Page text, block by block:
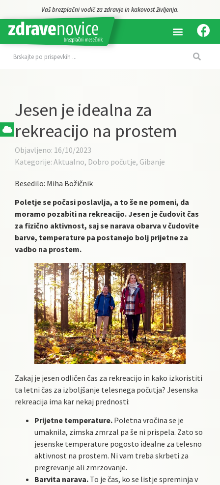
Vaš brezplačni vodič za zdravje in kakovost življenja.
Jesen je idealna za
rekreacijo na prostem
Objavljeno: 16/10/2023
Kategorije: Aktualno, Dobro počutje, Gibanje
Besedilo: Miha Božičnik
Poletje se počasi poslavlja, a to še ne pomeni, da
moramo pozabiti na rekreacijo. Jesen je čudovit čas
za fizično aktivnost, saj se narava obarva v čudovite
barve, temperature pa postanejo bolj prijetne za
vadbo na prostem.
Zakaj je jesen odličen čas za rekreacijo in kako izkoristiti
ta letni čas za izboljšanje telesnega počutja? Jesenska
rekreacija ima kar nekaj prednosti:
Prijetne temperature. Poletna vročina se je
umaknila, zimska zmrzal pa še ni prispela. Zato so
jesenske temperature pogosto idealne za telesno
aktivnost na prostem. Ni vam treba skrbeti za
pregrevanje ali zmrzovanje.
Barvita narava. To je čas, ko se listje spreminja v